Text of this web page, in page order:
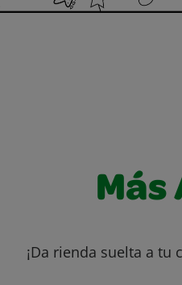
Más
¡Da rienda suelta a